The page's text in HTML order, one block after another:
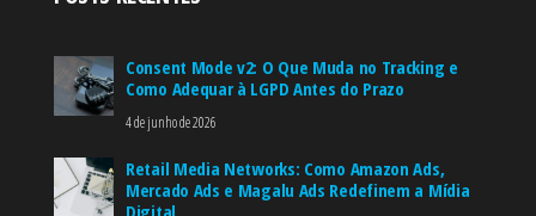
Consent Mode v2: O Que Muda no Tracking e
Como Adequar à LGPD Antes do Prazo
4 de junho de 2026
Retail Media Networks: Como Amazon Ads,
Mercado Ads e Magalu Ads Redefinem a Mídia
Digital